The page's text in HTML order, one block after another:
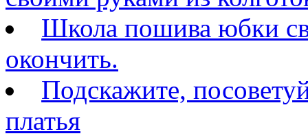
Школа пошива юбки
окончить.
Подскажите,
платья